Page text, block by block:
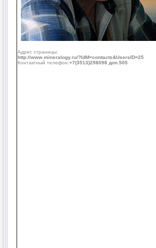
Адрес страницы:
http://www.mineralogy.ru/?IdM=contacts&UsersID=25
Контактный телефон:+7(3513)298098 доп.505